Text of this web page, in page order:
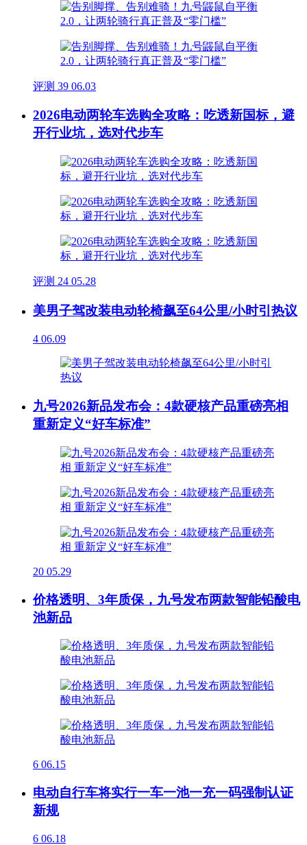
评测 39 06.03
2026电动两轮车选购全攻略：吃透新国标，避
开行业坑，选对代步车
评测 24 05.28
美男子驾改装电动轮椅飙至64公里/小时引热议
4 06.09
九号2026新品发布会：4款硬核产品重磅亮相
重新定义“好车标准”
20 05.29
价格透明、3年质保，九号发布两款智能铅酸电
池新品
6 06.15
电动自行车将实行一车一池一充一码强制认证
新规
6 06.18